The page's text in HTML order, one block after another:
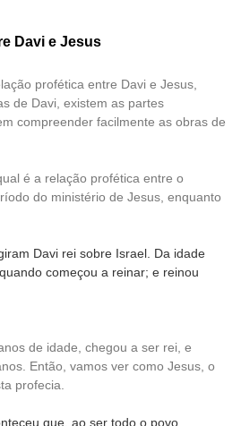
Davi e Jesus
profética entre Davi e Jesus,
de Davi, existem as partes
compreender facilmente as obras de
é a relação profética entre o
do ministério de Jesus, enquanto
Davi rei sobre Israel. Da idade
começou a reinar; e reinou
de idade, chegou a ser rei, e
Então, vamos ver como Jesus, o
profecia.
que, ao ser todo o povo